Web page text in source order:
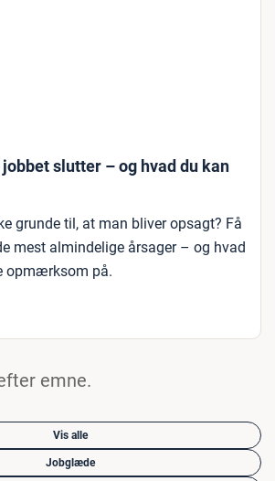
slutter – og hvad du kan
grunde til, at man bliver opsagt? Få
mest almindelige årsager – og hvad
opmærksom på.
emne.
Vis alle
Jobglæde